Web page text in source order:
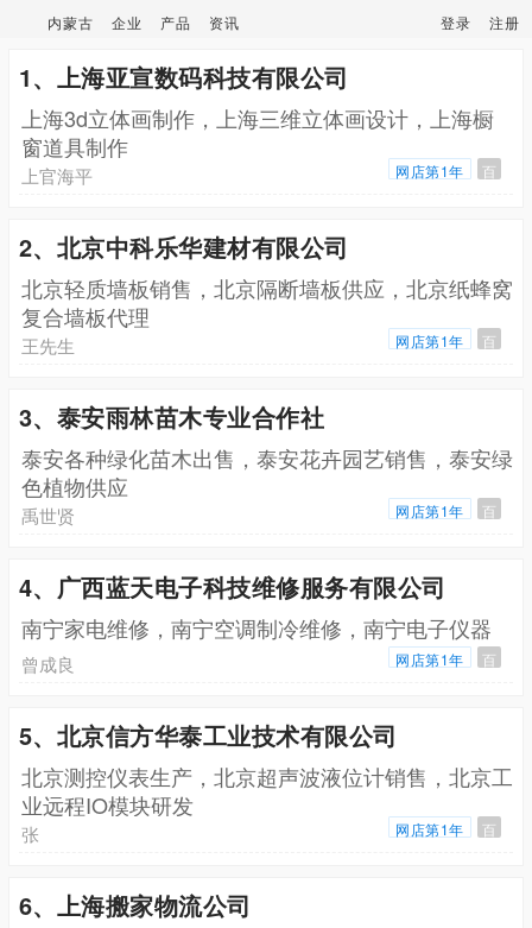
内蒙古 企业 产品 资讯 登录 注册
1、上海亚宣数码科技有限公司
上海3d立体画制作，上海三维立体画设计，上海橱
窗道具制作
上官海平 网店第1年 百
2、北京中科乐华建材有限公司
北京轻质墙板销售，北京隔断墙板供应，北京纸蜂窝
复合墙板代理
王先生 网店第1年 百
3、泰安雨林苗木专业合作社
泰安各种绿化苗木出售，泰安花卉园艺销售，泰安绿
色植物供应
禹世贤 网店第1年 百
4、广西蓝天电子科技维修服务有限公司
南宁家电维修，南宁空调制冷维修，南宁电子仪器
曾成良 网店第1年 百
5、北京信方华泰工业技术有限公司
北京测控仪表生产，北京超声波液位计销售，北京工
业远程IO模块研发
张 网店第1年 百
6、上海搬家物流公司